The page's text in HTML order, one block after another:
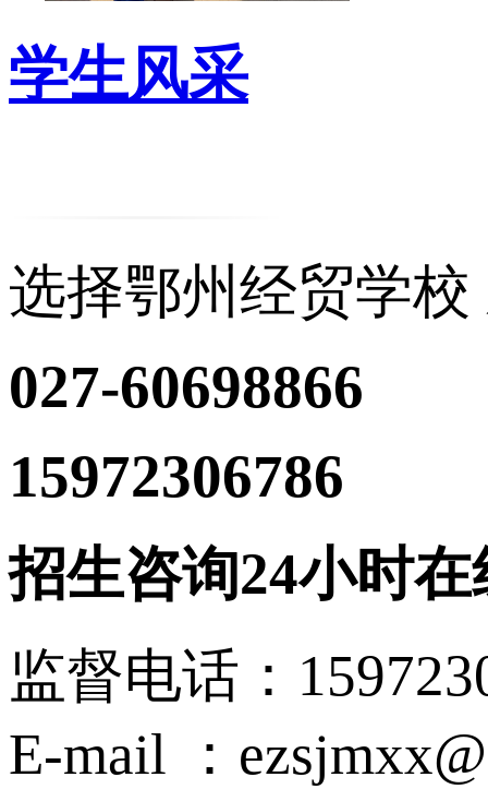
学生风采
选择鄂州经贸学
027-60698866
15972306786
招生咨询24小时在
监督电话：
E-mail ：